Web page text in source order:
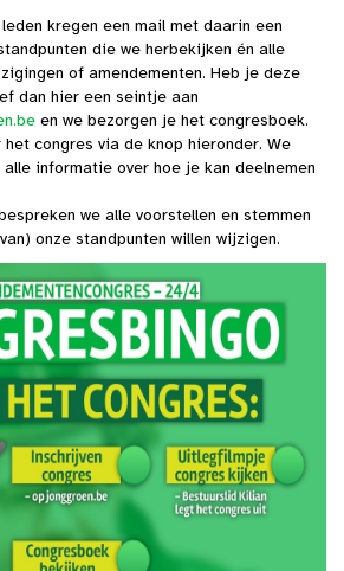
kregen een mail met daarin een
die we herbekijken én alle
of amendementen. Heb je deze
dan hier een seintje aan
en we bezorgen je het congresboek.
congres via de knop hieronder. We
informatie over hoe je kan deelnemen
we alle voorstellen en stemmen
onze standpunten willen wijzigen.